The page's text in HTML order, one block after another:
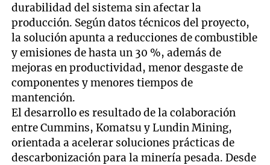
durabilidad del sistema sin afectar la
producción. Según datos técnicos del proyecto,
la solución apunta a reducciones de combustible
y emisiones de hasta un 30 %, además de
mejoras en productividad, menor desgaste de
componentes y menores tiempos de
mantención.
El desarrollo es resultado de la colaboración
entre Cummins, Komatsu y Lundin Mining,
orientada a acelerar soluciones prácticas de
descarbonización para la minería pesada. Desde